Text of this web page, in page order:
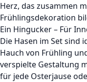
Herz, das zusammen
Frühlingsdekoration
Ein Hingucker – Für
Die Hasen im Set sind
Hauch von Frühling
verspielte Gestaltung
für jede Osterjause